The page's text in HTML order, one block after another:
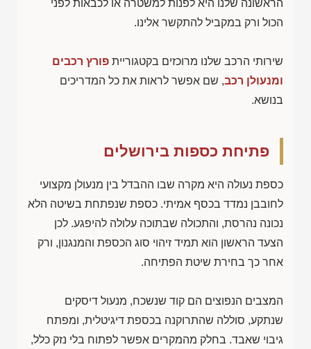
הראשונה שלנו היא לפנות למשטרה או לכבאות לפני
הכול ורק במקביל להתקשר אלינו.
שירותי הרכב שלנו מרוכזים בקטגוריית פורץ רכבים
ומנעולן רכב, שם אפשר לראות את כל המדריכים
בנושא.
פתיחת כספות בירושלים
כספת נעולה היא מקרה שבו ההבדל בין מנעולן מקצועי
לחובבן נמדד בכסף אמיתי. כספת שנפתחת בשיטה הלא
נכונה נהרסת, והתכולה שבתוכה עלולה להיפגע. לכן
הצעד הראשון הוא תמיד זיהוי סוג הכספת והמנגנון, ורק
אחר כך בחירת שיטת הפתיחה.
המצבים הנפוצים הם קוד שנשכח, מנעול דיסקים
שנתקע, סוללה שהתרוקנה בכספת דיגיטלית, ומפתח
גיבוי שאבד. בחלק מהמקרים אפשר לפתוח בלי נזק כלל,